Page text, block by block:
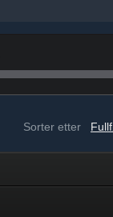
Sorter etter